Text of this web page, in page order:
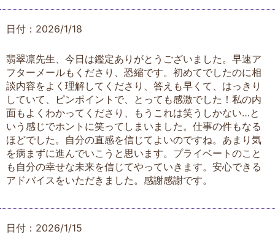
日付：2026/1/18
翡翠凛先生、今日は鑑定ありがとうございました。早速ア
フターメールもくださり、恐縮です。初めてでしたのに相
談内容をよく理解してくださり、答えも早くて、はっきり
していて、ピンポイントで、とっても感激でした！私の内
面もよくわかってくださり、もうこれは笑うしかない…と
いう感じでホントに笑ってしまいました。仕事の件もなる
ほどでした。自分の直感を信じてよいのですね。あまり気
を病まずに進んでいこうと思います。プライベートのこと
も自分の幸せな未来を信じてやっていきます。安心できる
アドバイスをいただきました。感謝感謝です。
日付：2026/1/15